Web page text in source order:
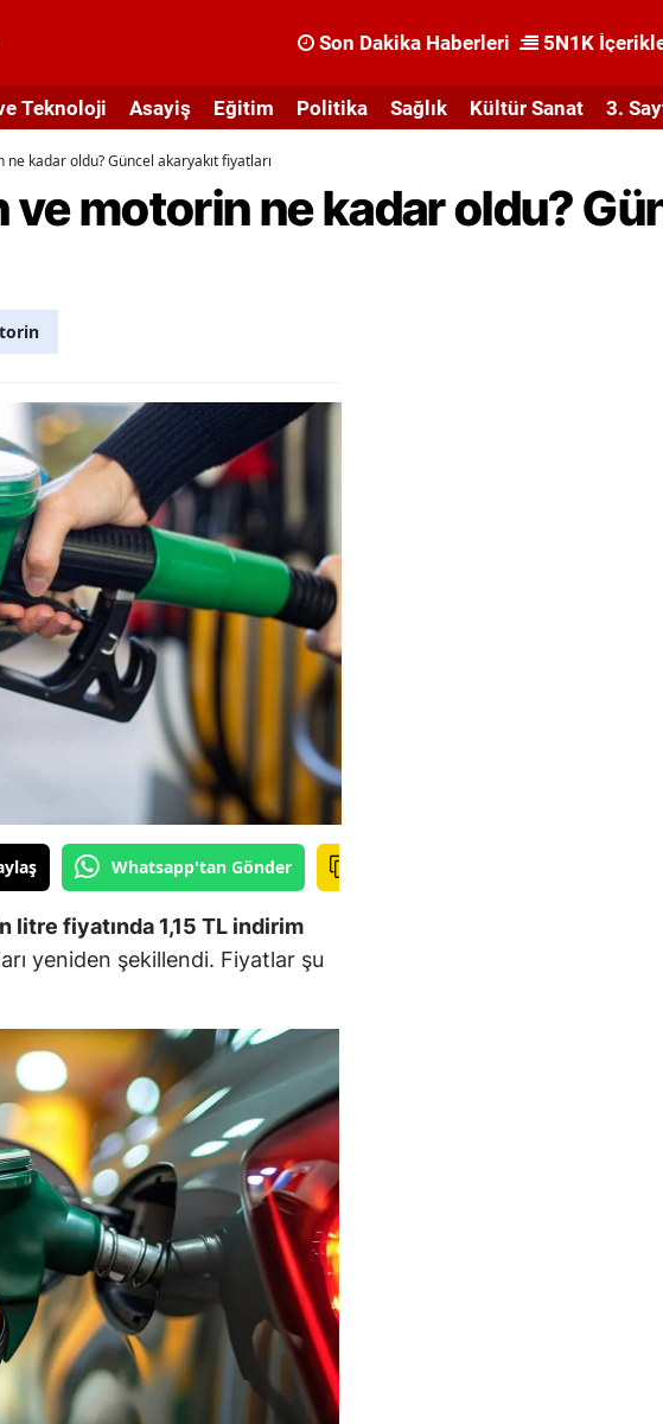
Son Dakika Haberleri 5N1K
Teknoloji Asayiş Eğitim Politika Sağlık Kültür Sanat 3.
kadar oldu? Güncel akaryakıt fiyatları
motorin ne kadar oldu?
Whatsapp'tan Gönder
fiyatında 1,15 TL indirim
yeniden şekillendi. Fiyatlar şu